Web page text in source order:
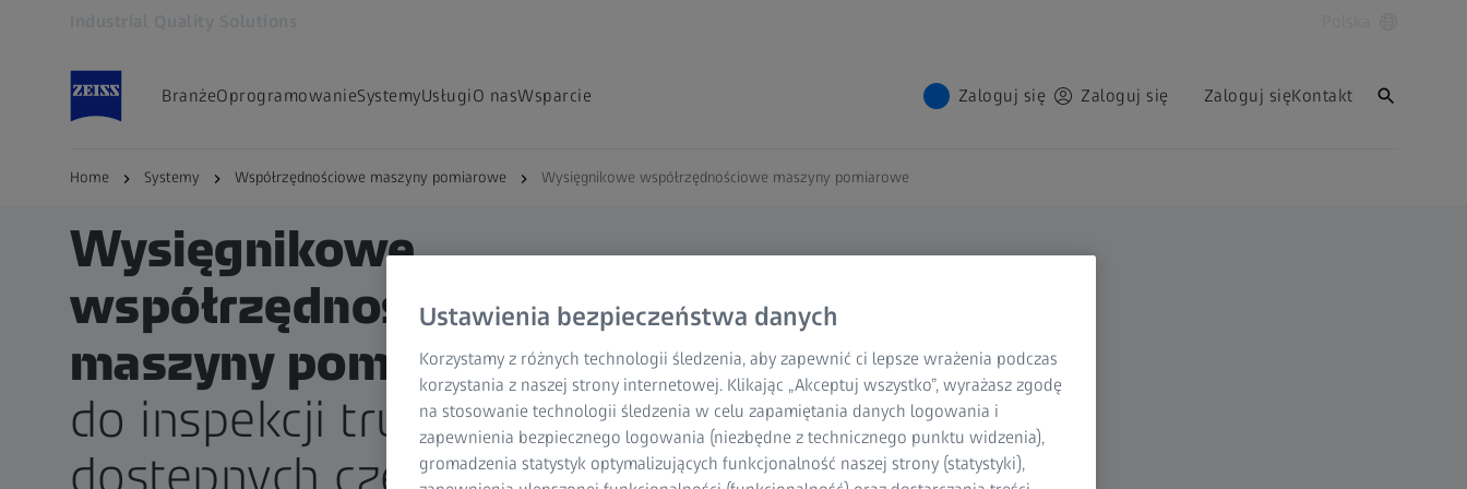
BranżeOprogramowanieSystemyUsługiO nasWsparcie Zaloguj się Zaloguj się Zaloguj sięKontakt
Home Systemy Współrzędnościowe maszyny pomiarowe Wysięgnikowe współrzędnościowe maszyny pomiarowe
Wysięgnikowe
współrzędnościowe
maszyny pomiarowe
do inspekcji trudno
dostępnych części
Ustawienia bezpieczeństwa danych
Korzystamy z różnych technologii śledzenia, aby zapewnić ci lepsze wrażenia podczas
korzystania z naszej strony internetowej. Klikając „Akceptuj wszystko”, wyrażasz zgodę
na stosowanie technologii śledzenia w celu zapamiętania danych logowania i
zapewnienia bezpiecznego logowania (niezbędne z technicznego punktu widzenia),
gromadzenia statystyk optymalizujących funkcjonalność naszej strony (statystyki),